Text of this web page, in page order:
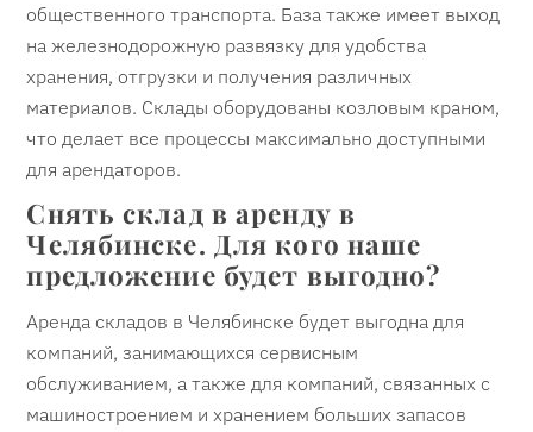
общественного транспорта. База также имеет выход
на железнодорожную развязку для удобства
хранения, отгрузки и получения различных
материалов. Склады оборудованы козловым краном,
что делает все процессы максимально доступными
для арендаторов.
Снять склад в аренду в
Челябинске. Для кого наше
предложение будет выгодно?
Аренда складов в Челябинске будет выгодна для
компаний, занимающихся сервисным
обслуживанием, а также для компаний, связанных с
машиностроением и хранением больших запасов